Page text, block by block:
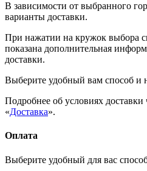
В зависимости от выбранного
варианты доставки.
При нажатии на кружок выбора
показана дополнительная
доставки.
Выберите удобный вам способ
Подробнее об условиях доставки
«Доставка».
Оплата
Выберите удобный для вас